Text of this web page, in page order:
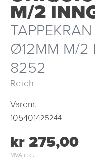
M/2
Ø12MM M/2
8252
Reich
Varenr.
105401425244
kr 275,00
MVA inkl.